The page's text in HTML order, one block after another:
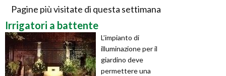
Pagine più visitate di questa settimana
Irrigatori a battente
L’impianto di
illuminazione per il
giardino deve
permettere una